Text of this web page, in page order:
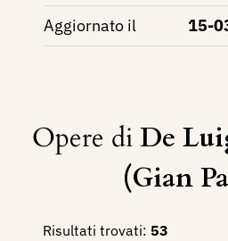
Aggiornato il
15-
Opere diDe
(Gian
Risultati trovati: 53